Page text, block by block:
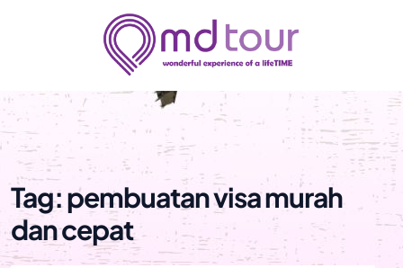
Tag:pembuatan visa murah
dan cepat